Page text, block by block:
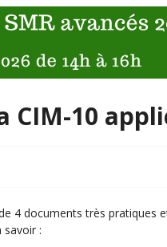
CIM-10
4 documents très pratiques
savoir :